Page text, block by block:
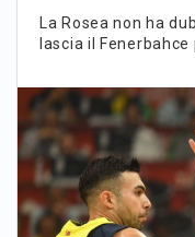
La Rosea non ha
lascia il